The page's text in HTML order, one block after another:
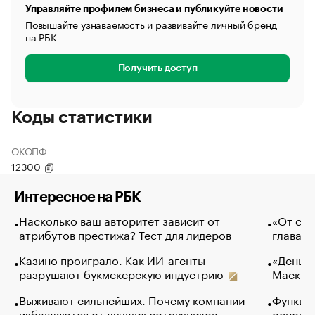
Управляйте профилем бизнеса и публикуйте новости
Повышайте узнаваемость и развивайте личный бренд
на РБК
Получить доступ
Коды статистики
ОКОПФ
12300
Интересное на РБК
Насколько ваш авторитет зависит от
атрибутов престижа? Тест для лидеров
Казино проиграло. Как ИИ-агенты
разрушают букмекерскую индустрию
Выживают сильнейших. Почему компании
«От
глава
Маск в